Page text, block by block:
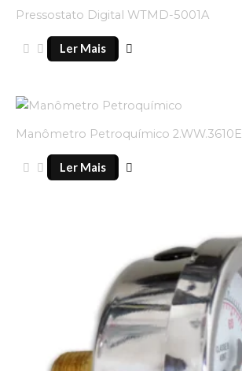
Pressostato Digital WTMD-5001A
Ler Mais
Manômetro Petroquímico 2.WW.3610E
Ler Mais